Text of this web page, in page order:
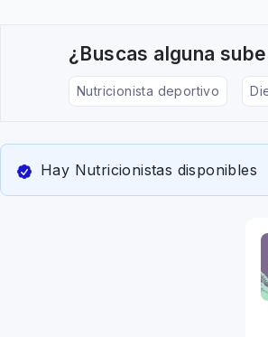
¿Buscas alguna
Nutricionista deportivo
Hay Nutricionistas disponibles